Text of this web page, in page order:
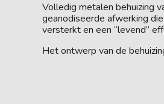
Volledig metalen behuizing
geanodiseerde afwerking
versterkt en een “levend”
Het ontwerp van de